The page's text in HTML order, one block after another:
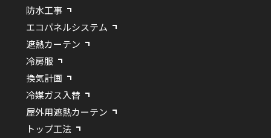
防水工事
エコパネルシステム
遮熱カーテン
冷房服
換気計画
冷媒ガス入替
屋外用遮熱カーテン
トップ工法